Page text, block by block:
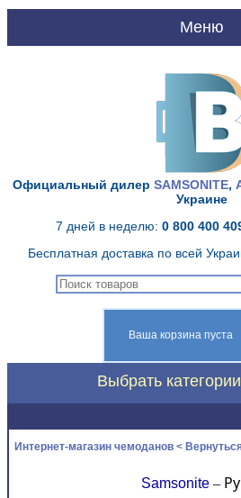
О нас
Доставка и оплата
Качество Samsonite
Сервисный центр
Контакты
Новости
Официальный дилер SAMSONITE,
Украине
7 дней в неделю: 0 800 400
Бесплатная доставка по всей
Ваша корзина пуста
Выбрать
Интернет-магазин чемоданов <
Samsonite –